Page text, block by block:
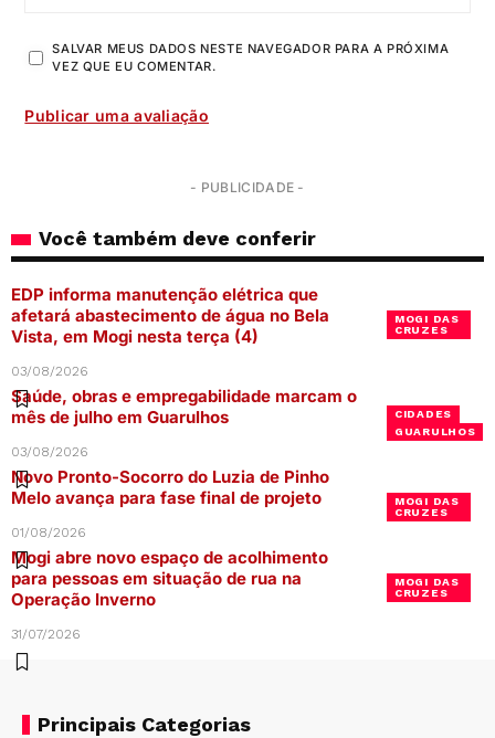
SALVAR MEUS DADOS NESTE NAVEGADOR PARA A PRÓXIMA
VEZ QUE EU COMENTAR.
- PUBLICIDADE -
Você também deve conferir
MOGI DAS
CRUZES
EDP informa manutenção elétrica que
afetará abastecimento de água no Bela
Vista, em Mogi nesta terça (4)
03/08/2026
CIDADES
GUARULHOS
Saúde, obras e empregabilidade marcam o
mês de julho em Guarulhos
03/08/2026
MOGI DAS
CRUZES
Novo Pronto-Socorro do Luzia de Pinho
Melo avança para fase final de projeto
01/08/2026
MOGI DAS
CRUZES
Mogi abre novo espaço de acolhimento
para pessoas em situação de rua na
Operação Inverno
31/07/2026
Principais Categorias